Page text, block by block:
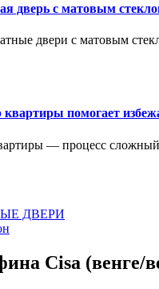
дверь с матовым
двери с матовым
квартиры помогает
— процесс сложный
ДВЕРИ
Cisa (венге/